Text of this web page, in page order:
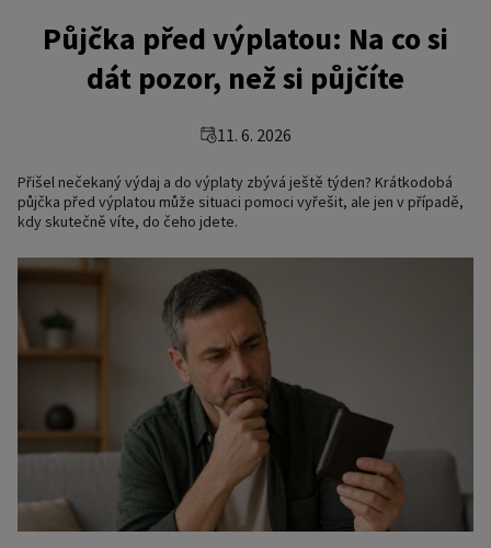
Půjčka před výplatou: Na co si
dát pozor, než si půjčíte
11. 6. 2026
Přišel nečekaný výdaj a do výplaty zbývá ještě týden? Krátkodobá
půjčka před výplatou může situaci pomoci vyřešit, ale jen v případě,
kdy skutečně víte, do čeho jdete.